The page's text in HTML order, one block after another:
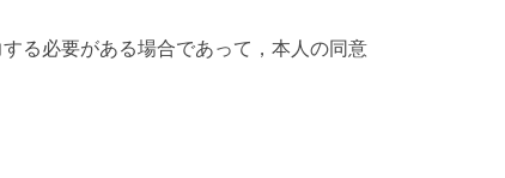
る必要がある場合であって，本人の同意